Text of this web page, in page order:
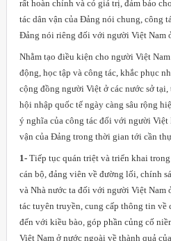
rất hoàn chỉnh và có giá trị, đảm bảo
tác dân vận của Đảng nói chung, công
Đảng nói riêng đối với người Việt Nam
Nhằm tạo điều kiện cho người Việt
động, học tập và công tác, khắc phục
cộng đồng người Việt ở các nước sở
hội nhập quốc tế ngày càng sâu rộng
ý nghĩa của công tác đối với người Việt
vận của Đảng trong thời gian tới cần
1- Tiếp tục quán triệt và triển khai
cán bộ, đảng viên về đường lối, chính
và Nhà nước ta đối với người Việt Nam
tác tuyên truyền, cung cấp thông tin
đến với kiều bào, góp phần củng cố
Việt Nam ở nước ngoài về thành quả